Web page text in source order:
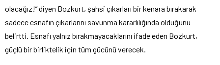
olacağız!” diyen Bozkurt, şahsi çıkarları bir kenara bırakarak
sadece esnafın çıkarlarını savunma kararlılığında olduğunu
belirtti. Esnafı yalnız bırakmayacaklarını ifade eden Bozkurt,
güçlü bir birliktelik için tüm gücünü verecek.